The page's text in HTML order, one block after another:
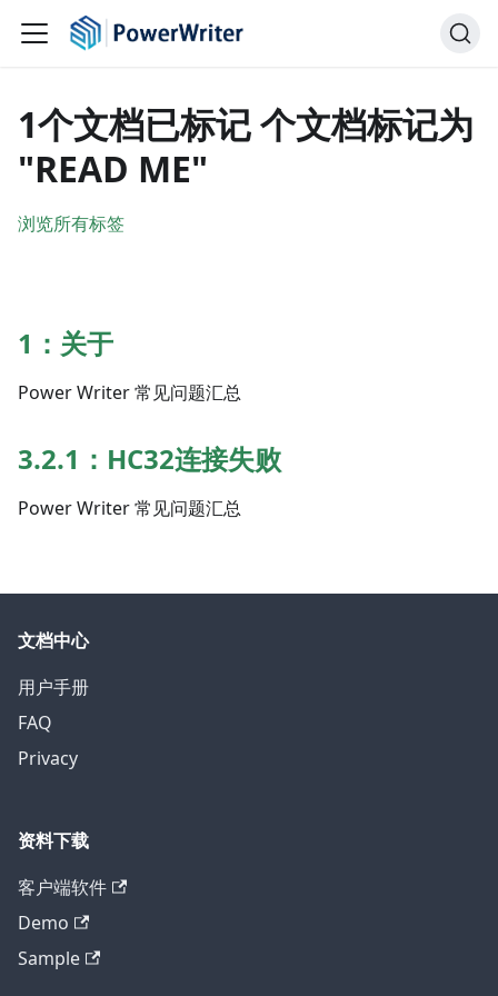
1个文档已标记 个文档标记为
"READ ME"
浏览所有标签
1：关于
Power Writer 常见问题汇总
3.2.1：HC32连接失败
Power Writer 常见问题汇总
文档中心
用户手册
FAQ
Privacy
资料下载
客户端软件
Demo
Sample